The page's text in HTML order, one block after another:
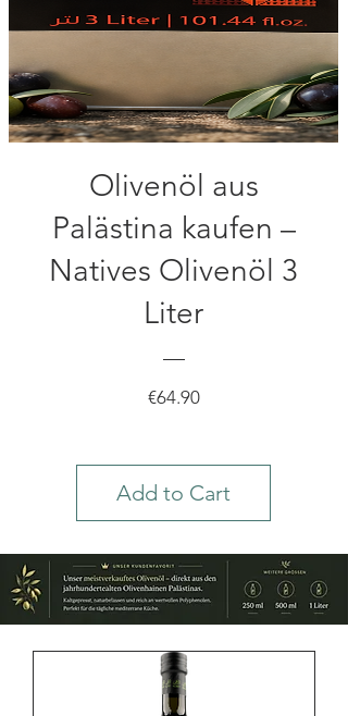
Olivenöl aus
Palästina kaufen –
Natives Olivenöl 3
Liter
€64.90Price
Add to Cart